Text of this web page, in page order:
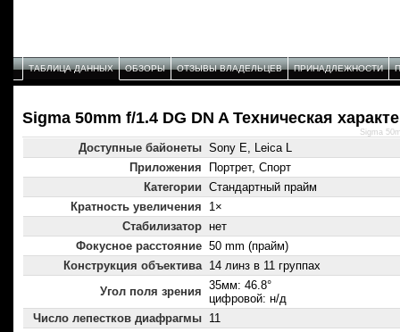
ТАБЛИЦА ДАННЫХ ОБЗОРЫ ОТЗЫВЫ ВЛАДЕЛЬЦЕВ ПРИНАДЛЕЖНОСТИ
Sigma 50mm f/1.4 DG DN A Техническая
Доступные байонеты Sony E, Leica L
Приложения
Портрет, Спорт
Категории Стандартный прайм
Кратность увеличения
1×
Стабилизатор нет
Фокусное расстояние 50 mm (прайм)
Конструкция объектива 14 линз в 11 группах
Угол поля зрения 35мм: 46.8°
цифровой: н/д
Число лепестков диафрагмы 11
Sigma